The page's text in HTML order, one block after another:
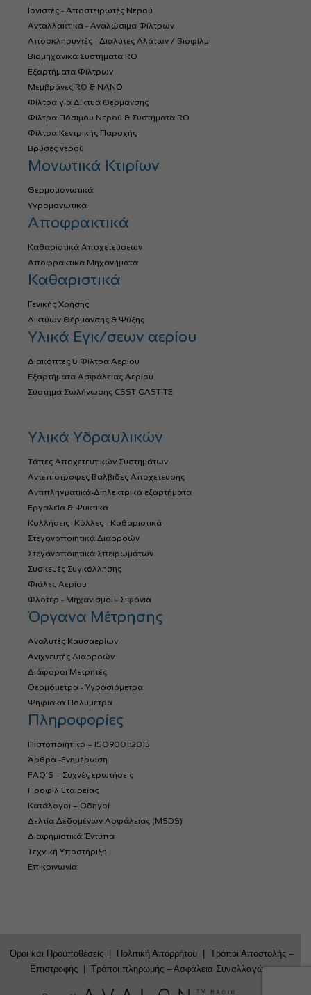
Ιονιστές - Αποστειρωτές Νερού
Ανταλλακτικά - Αναλώσιμα Φίλτρων
Αποσκληρυντές - Διαλύτες Αλάτων / Βιοφίλμ
Βιομηχανικά Συστήματα RO
Εξαρτήματα Φίλτρων
Μεμβράνες RO & NANO
Φίλτρα για Δίκτυα Θέρμανσης
Φίλτρα Πόσιμου Νερού & Συστήματα RO
Φίλτρα Κεντρικής Παροχής
Βρύσες νερού
Μονωτικά Κτιρίων
Θερμομονωτικά
Υγρομονωτικά
Αποφρακτικά
Καθαριστικά Αποχετεύσεων
Αποφρακτικά Μηχανήματα
Καθαριστικά
Γενικής Χρήσης
Δικτύων Θέρμανσης & Ψύξης
Υλικά Εγκ/σεων αερίου
Διακόπτες & Φίλτρα Αερίου
Εξαρτήματα Ασφάλειας Αερίου
Σύστημα Σωλήνωσης CSST GASTITE
Υλικά Υδραυλικών
Τάπες Αποχετευτικών Συστημάτων
Αντεπιστροφες Βαλβιδες Αποχετευσης
Αντιπληγματικά-Διηλεκτρικά εξαρτήματα
Εργαλεία & Ψυκτικά
Κολλήσεις- Κόλλες - Καθαριστικά
Στεγανοποιητικά Διαρροών
Στεγανοποιητικά Σπειρωμάτων
Συσκευές Συγκόλλησης
Φιάλες Αερίου
Φλοτέρ - Μηχανισμοί - Σιφόνια
Όργανα Μέτρησης
Αναλυτές Καυσαερίων
Ανιχνευτές Διαρροών
Διάφοροι Μετρητές
Θερμόμετρα - Υγρασιόμετρα
Ψηφιακά Πολύμετρα
Πληροφορίες
Πιστοποιητικό – ISO9001:2015
Άρθρα -Ενημέρωση
FAQ’S – Συχνές ερωτήσεις
Προφίλ Εταιρείας
Κατάλογοι – Οδηγοί
Δελτία Δεδομένων Ασφάλειας (MSDS)
Διαφημιστικά Έντυπα
Τεχνική Υποστήριξη
Επικοινωνία
Όροι και Προυποθέσεις Πολιτική Απορρήτου
Τρόποι Αποστολής –
Επιστροφής
Τρόποι πληρωμής – Ασφάλεια Συναλλαγών